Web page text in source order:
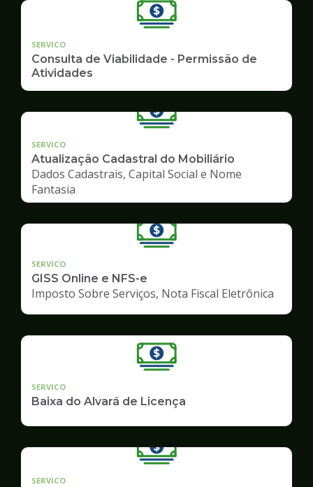
SERVICO
Consulta de Viabilidade - Permissão de
Atividades
SERVICO
Atualização Cadastral do Mobiliário
Dados Cadastrais, Capital Social e Nome
Fantasia
SERVICO
GISS Online e NFS-e
Imposto Sobre Serviços, Nota Fiscal Eletrônica
SERVICO
Baixa do Alvará de Licença
SERVICO